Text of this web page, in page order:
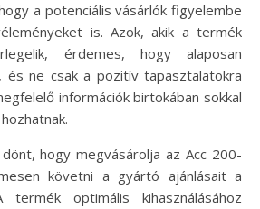
a potenciális vásárlók figyelembe
is. Azok, akik a termék
érdemes, hogy alaposan
és ne csak a pozitív tapasztalatokra
információk birtokában sokkal
hogy megvásárolja az Acc 200-
követni a gyártó ajánlásait a
termék optimális kihasználásához